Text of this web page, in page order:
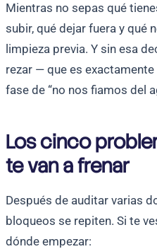
Mientras no sepas qué
subir, qué dejar fuera y qué
limpieza previa. Y sin esa
rezar — que es
fase de “no nos fiamos del
Los cinco
te van a frenar
Después de auditar varias
bloqueos se repiten. Si te
dónde empezar: